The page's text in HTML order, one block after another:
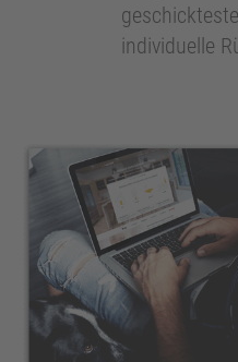
individuelle